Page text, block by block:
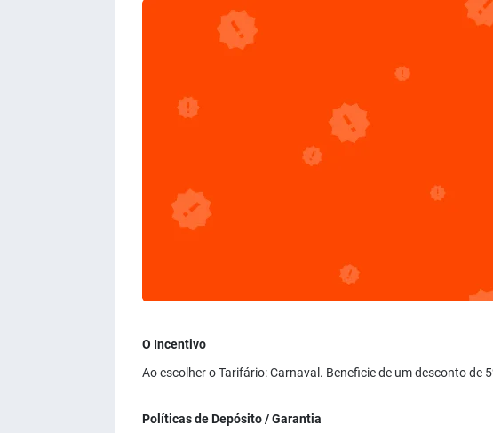
O Incentivo
Ao escolher o Tarifário: Carnaval. Beneficie de um desconto de
Políticas de Depósito / Garantia